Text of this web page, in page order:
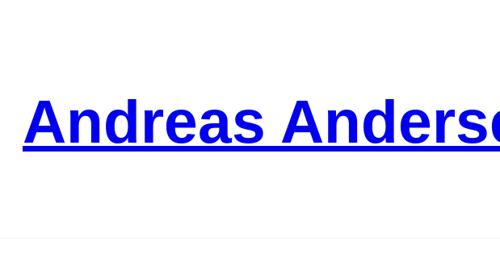
Andreas